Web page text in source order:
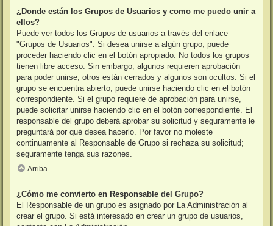
¿Donde están los Grupos de Usuarios y como me puedo unir a
ellos?
Puede ver todos los Grupos de usuarios a través del enlace
"Grupos de Usuarios". Si desea unirse a algún grupo, puede
proceder haciendo clic en el botón apropiado. No todos los grupos
tienen libre acceso. Sin embargo, algunos requieren aprobación
para poder unirse, otros están cerrados y algunos son ocultos. Si el
grupo se encuentra abierto, puede unirse haciendo clic en el botón
correspondiente. Si el grupo requiere de aprobación para unirse,
puede solicitar unirse haciendo clic en el botón correspondiente. El
responsable del grupo deberá aprobar su solicitud y seguramente le
preguntará por qué desea hacerlo. Por favor no moleste
continuamente al Responsable de Grupo si rechaza su solicitud;
seguramente tenga sus razones.
Arriba
¿Cómo me convierto en Responsable del Grupo?
El Responsable de un grupo es asignado por La Administración al
crear el grupo. Si está interesado en crear un grupo de usuarios,